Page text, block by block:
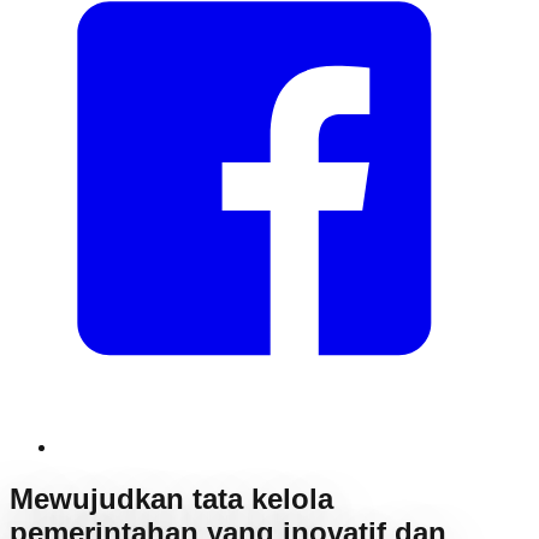
Mewujudkan tata kelola
pemerintahan yang inovatif dan